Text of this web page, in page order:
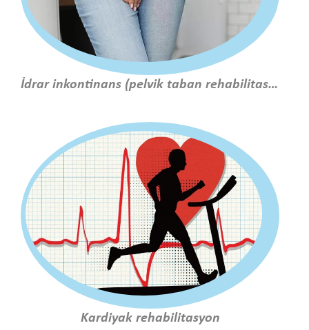
İdrar inkontinans (pelvik taban rehabilitasyonu)
Kardiyak rehabilitasyon